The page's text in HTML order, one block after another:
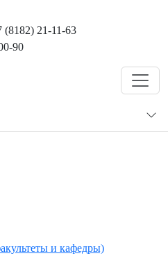
21-11-63
90
и кафедры)